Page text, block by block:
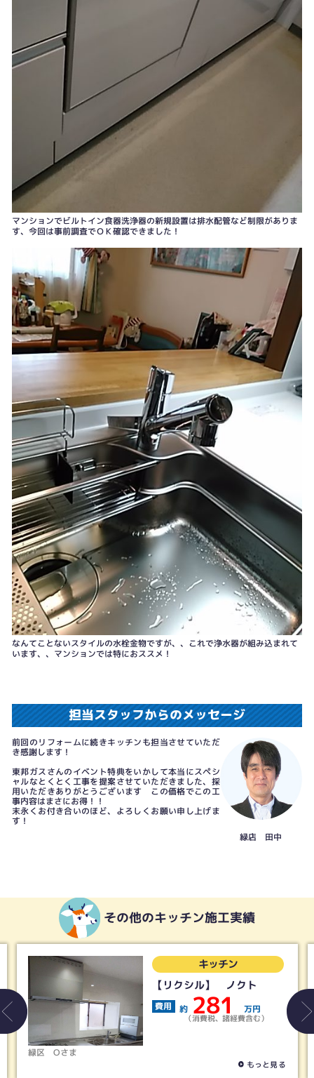
マンションでビルトイン食器洗浄器の新規設置は排水配管など制限がありま
す、今回は事前調査でＯＫ確認できました！
なんてことないスタイルの水栓金物ですが、、これで浄水器が組み込まれて
います、、マンションでは特におススメ！
担当スタッフからのメッセージ
前回のリフォームに続きキッチンも担当させていただ
き感謝します！
東邦ガスさんのイベント特典をいかして本当にスペシ
ャルなとくとく工事を提案させていただきました、採
用いただきありがとうございます この価格でこの工
事内容はまさにお得！！
末永くお付き合いのほど、よろしくお願い申し上げま
す！
緑店 田中
その他のキッチン施工実績
万円
含む）
キッチン
【タカラ】リフィット
費用 145 万円
（消費税、諸経費含